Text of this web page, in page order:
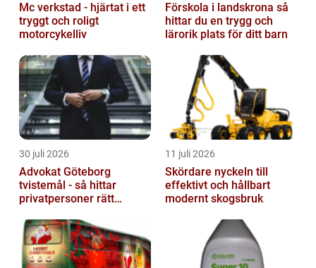
Mc verkstad - hjärtat i ett
tryggt och roligt
motorcykelliv
Förskola i landskrona så
hittar du en trygg och
lärorik plats för ditt barn
30 juli 2026
Advokat Göteborg
tvistemål - så hittar
privatpersoner rätt
11 juli 2026
Skördare nyckeln till
effektivt och hållbart
modernt skogsbruk